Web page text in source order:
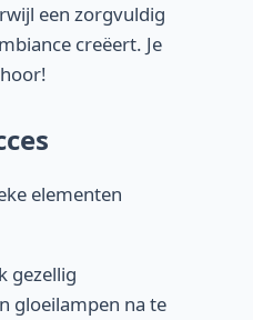
een zorgvuldig
creëert. Je
elementen
gezellig
gloeilampen na te